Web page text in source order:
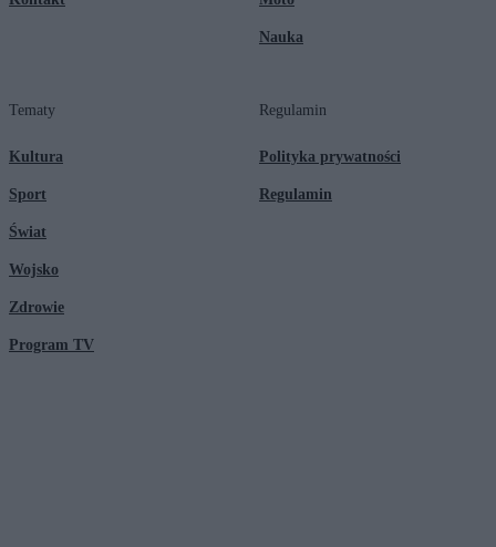
Nauka
Tematy
Kultura
Sport
Świat
Wojsko
Zdrowie
Program TV
Regulamin
Polityka prywatności
Regulamin